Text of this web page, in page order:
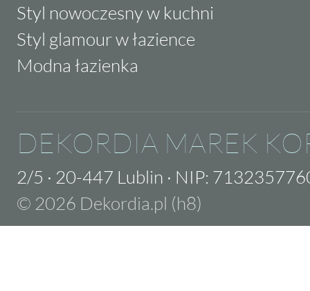
Styl nowoczesny w kuchni
Styl glamour w łazience
Modna łazienka
DEKORDIA MAREK
2/5 · 20-447 Lublin · NIP:
© 2026 Dekordia.pl (h8)